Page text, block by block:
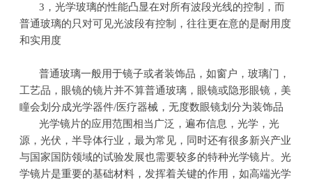
3，光学玻璃的性能凸显在对所有波段光线的控制，而
普通玻璃的只对可见光波段有控制，往往更在意的是耐用度
和实用度
普通玻璃一般用于镜子或者装饰品，如窗户，玻璃门，
工艺品，眼镜的镜片并不算普通玻璃，眼镜或隐形眼镜，美
瞳会划分成光学器件/医疗器械，无度数眼镜划分为装饰品
光学镜片的应用范围相当广泛，遍布信息，光学，光
源，光伏，半导体行业，最为常见，同时还有很多新兴产业
与国家国防领域的试验发展也需要较多的特种光学镜片。光
学镜片是重要的基础材料，发挥着关键的作用，如高端光学